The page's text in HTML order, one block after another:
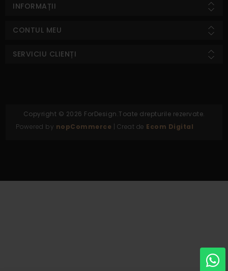
INFORMAȚII
CONTUL MEU
SERVICIU CLIENȚI
Copyright © 2026 ForDesign.Toate drepturile rezervate.
Powered by nopCommerce | Creat de Ecom Digital